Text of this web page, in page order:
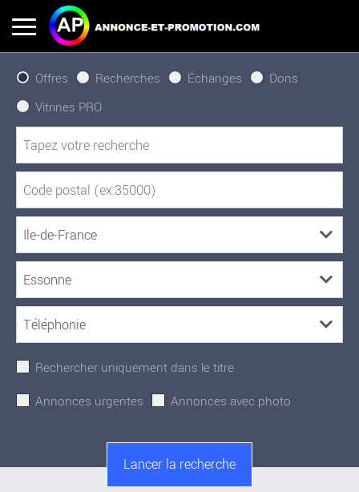
Offres Recherches Échanges
Dons
Vitrines PRO
Rechercher uniquement dans le titre
Annonces urgentes
Annonces avec photo